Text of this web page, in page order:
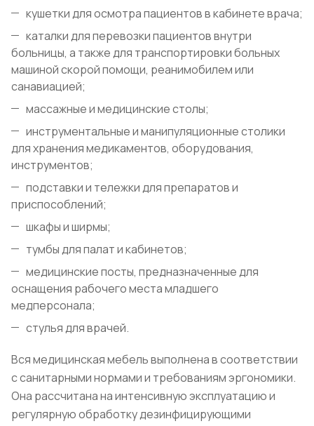
кушетки для осмотра пациентов в кабинете врача;
каталки для перевозки пациентов внутри
больницы, а также для транспортировки больных
машиной скорой помощи, реанимобилем или
санавиацией;
массажные и медицинские столы;
инструментальные и манипуляционные столики
для хранения медикаментов, оборудования,
инструментов;
подставки и тележки для препаратов и
приспособлений;
шкафы и ширмы;
тумбы для палат и кабинетов;
медицинские посты, предназначенные для
оснащения рабочего места младшего
медперсонала;
стулья для врачей.
Вся медицинская мебель выполнена в соответствии
с санитарными нормами и требованиям эргономики.
Она рассчитана на интенсивную эксплуатацию и
регулярную обработку дезинфицирующими